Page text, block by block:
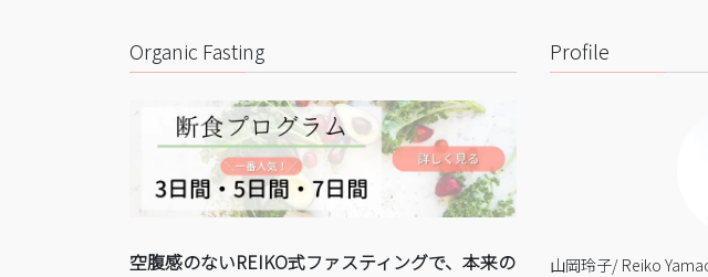
Organic Fasting
空腹感のないREIKO式ファスティングで、本来の
Profile
山岡玲子/ Reiko